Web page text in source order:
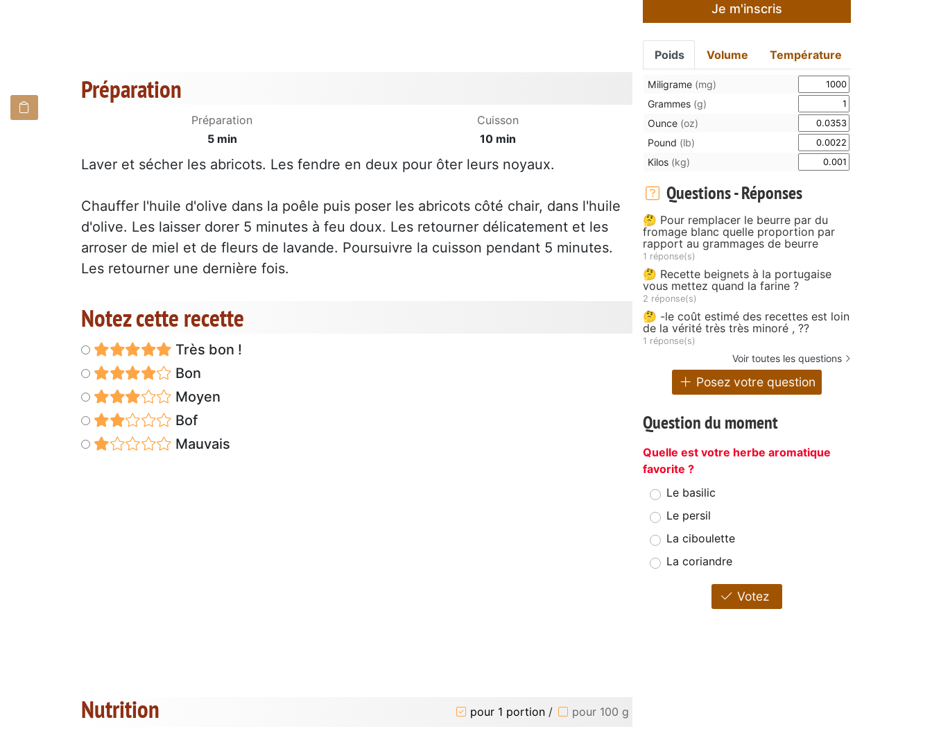
Préparation
Préparation
5 min
Cuisson
10 min
Laver et sécher les abricots. Les fendre en deux pour ôter leurs noyaux.
Chauffer l'huile d'olive dans la poêle puis poser les abricots côté chair, dans l'huile
d'olive. Les laisser dorer 5 minutes à feu doux. Les retourner délicatement et les
arroser de miel et de fleurs de lavande. Poursuivre la cuisson pendant 5 minutes.
Les retourner une dernière fois.
Notez cette recette
Très bon !
Bon
Moyen
Bof
Mauvais
Nutrition pour 1 portion / pour 100 g
Je m'inscris
Poids Volume Température
Miligrame (mg)
Grammes (g)
Ounce (oz)
Pound (lb)
Kilos (kg)
Questions - Réponses
🤔 Pour remplacer le beurre par du
fromage blanc quelle proportion par
rapport au grammages de beurre
1 réponse(s)
🤔 Recette beignets à la portugaise
vous mettez quand la farine ?
2 réponse(s)
🤔 -le coût estimé des recettes est loin
de la vérité très très minoré , ??
1 réponse(s)
Voir toutes les questions
Posez votre question
Question du moment
Quelle est votre herbe aromatique
favorite ?
Le basilic
Le persil
La ciboulette
La coriandre
Votez